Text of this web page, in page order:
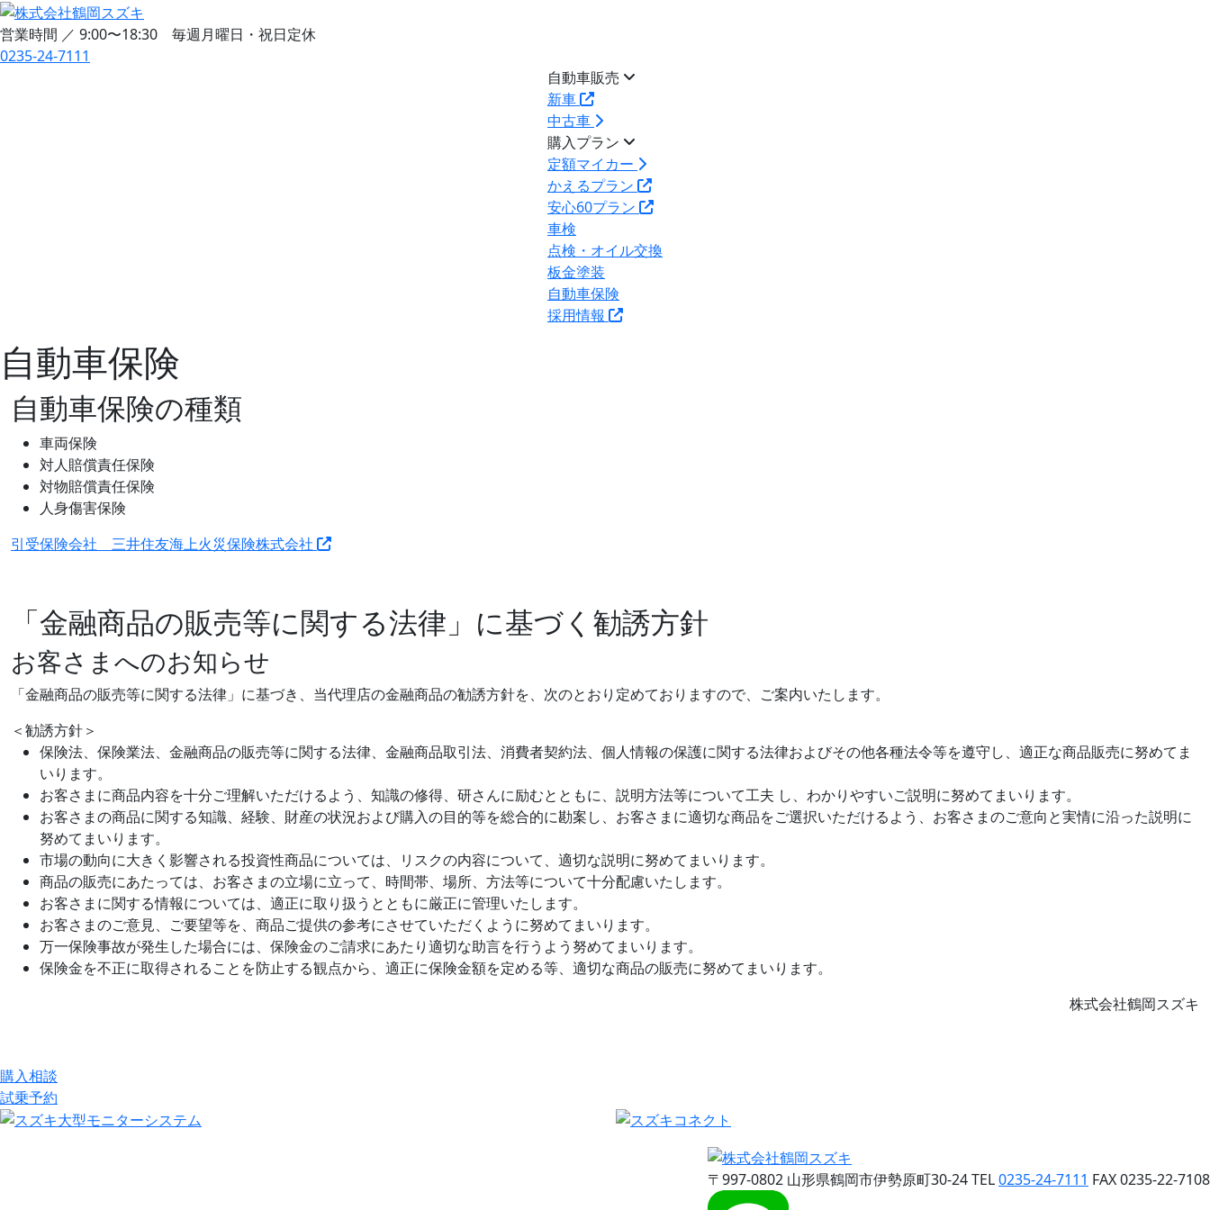
営業時間 ／ 9:00〜18:30 毎週月曜日・祝日定休
0235-24-7111
自動車販売
新車
中古車
購入プラン
定額マイカー
かえるプラン
安心60プラン
車検
点検・オイル交換
板金塗装
自動車保険
採用情報
自動車保険
自動車保険の種類
車両保険
対人賠償責任保険
対物賠償責任保険
人身傷害保険
引受保険会社 三井住友海上火災保険株式会社
「金融商品の販売等に関する法律」に基づく勧誘方針
お客さまへのお知らせ
「金融商品の販売等に関する法律」に基づき、当代理店の金融商品の勧誘方針を、次のとおり定めておりますので、ご案内いたします。
＜勧誘方針＞
保険法、保険業法、金融商品の販売等に関する法律、金融商品取引法、消費者契約法、個人情報の保護に関する法律およびその他各種法令等を遵守し、適正な商品販売に努めてま
いります。
お客さまに商品内容を十分ご理解いただけるよう、知識の修得、研さんに励むとともに、説明方法等について工夫 し、わかりやすいご説明に努めてまいります。
お客さまの商品に関する知識、経験、財産の状況および購入の目的等を総合的に勘案し、お客さまに適切な商品をご選択いただけるよう、お客さまのご意向と実情に沿った説明に
努めてまいります。
市場の動向に大きく影響される投資性商品については、リスクの内容について、適切な説明に努めてまいります。
商品の販売にあたっては、お客さまの立場に立って、時間帯、場所、方法等について十分配慮いたします。
お客さまに関する情報については、適正に取り扱うとともに厳正に管理いたします。
お客さまのご意見、ご要望等を、商品ご提供の参考にさせていただくように努めてまいります。
万一保険事故が発生した場合には、保険金のご請求にあたり適切な助言を行うよう努めてまいります。
保険金を不正に取得されることを防止する観点から、適正に保険金額を定める等、適切な商品の販売に努めてまいります。
株式会社鶴岡スズキ
購入相談
試乗予約
〒997-0802 山形県鶴岡市伊勢原町30-24TEL0235-24-7111 FAX 0235-22-7108